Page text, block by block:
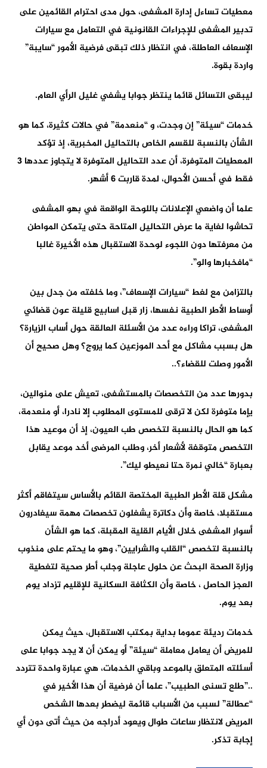
معطيات تساءل إدارة المشفى، حول مدى احترام القائمين على
تدبير المشفى للإجراءات القانونية في التعامل مع سيارات
الإسعاف العاطلة، في انتظار ذلك تبقى فرضية الأمور “سايبة”
واردة بقوة.
ليبقى التسائل قائما ينتظر جوابا يشفي غليل الرأي العام.
خدمات “سيئة” إن وجدت، و “منعدمة” في حالات كثيرة، كما هو
الشأن بالنسبة للقسم الخاص بالتحاليل المخبرية، إذ تؤكد
المعطيات المتوفرة، أن عدد التحاليل المتوفرة لا يتجاوز عددها 3
فقط في أحسن الأحوال، لمدة قاربت 6 أشهر.
علما أن واضعي الإعلانات باللوحة الواقعة في بهو المشفى
تحاشوا لغاية ما عرض التحاليل المتاحة حتى يتمكن المواطن
من معرفتها دون اللجوء لوحدة الاستقبال هذه الأخيرة غالبا
“مافخبارها والو”.
بالتزامن مع لغط “سيارات الإسعاف”، وما خلفته من جدل بين
أوساط الأطر الطبية نفسها، زار قبل اسابيع قليلة عون قضائي
المشفى، تراكا وراءه عدد من الأسئلة العالقة حول أساب الزيارة؟
هل بسبب مشاكل مع أحد الموزعين كما يروج؟ وهل صحيح أن
الأمور وصلت للقضاء؟..
بدورها عدد من التخصصات بالمستشفى، تعيش على منوالين،
يإما متوفرة لكن لا ترقى للمستوى المطلوب إلا نادرا، أو منعدمة،
كما هو الحال بالنسبة لتخصص طب العيون، إذ أن موعيد هذا
التخصص متوقفة لأشعار أخر، وطلب المرضى أخد موعد يقابل
بعبارة “خالي نمرة حتا نعيطو ليك”.
مشكل قلة الأطر الطبية المختصة القائم بالأساس سيتفاقم أكثر
مستقبلا، خاصة وأن دكاترة يشغلون تخصصات مهمة سيغادرون
أسوار المشفى خلال الأيام القلية المقبلة، كما هو الشأن
بالنسبة لتخصص “القلب والشرايين”، وهو ما يحتم على منذوب
وزارة الصحة البحث عن حلول عاجلة وجلب أطر صحية لتغطية
العجز الحاصل ، خاصة وأن الكثافة السكانية للإقليم تزداد يوم
بعد يوم.
خدمات رديئة عموما بداية بمكتب الاستقبال، حيث يمكن
للمريض أن يعامل معاملة “سيئة” أو يمكن أن لا يجد جوابا على
أسئلته المتعلق بالموعد وباقي الخدمات، هي عبارة واحدة تتردد
..”طلع تسنى الطبيب”، علما أن فرضية أن هذا الأخير في
“عطالة” لسبب من الأسباب قائمة ليضطر بعدها الشخص
المريض لانتظار ساعات طوال ويعود أدراجه من حيث أتى دون أي
إجابة تذكر.